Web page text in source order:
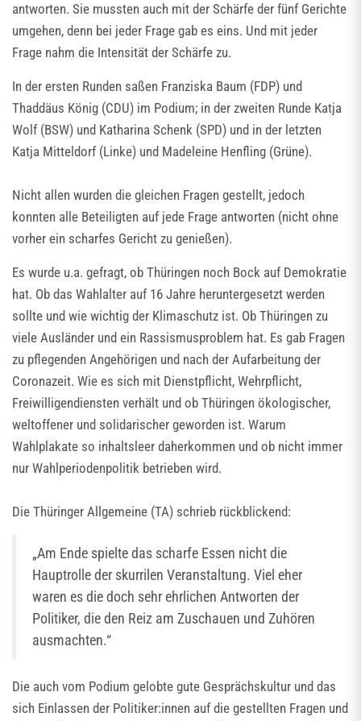
antworten. Sie mussten auch mit der Schärfe der fünf Gerichte
umgehen, denn bei jeder Frage gab es eins. Und mit jeder
Frage nahm die Intensität der Schärfe zu.
In der ersten Runden saßen Franziska Baum (FDP) und
Thaddäus König (CDU) im Podium; in der zweiten Runde Katja
Wolf (BSW) und Katharina Schenk (SPD) und in der letzten
Katja Mitteldorf (Linke) und Madeleine Henfling (Grüne).
Nicht allen wurden die gleichen Fragen gestellt, jedoch
konnten alle Beteiligten auf jede Frage antworten (nicht ohne
vorher ein scharfes Gericht zu genießen).
Es wurde u.a. gefragt, ob Thüringen noch Bock auf Demokratie
hat. Ob das Wahlalter auf 16 Jahre heruntergesetzt werden
sollte und wie wichtig der Klimaschutz ist. Ob Thüringen zu
viele Ausländer und ein Rassismusproblem hat. Es gab Fragen
zu pflegenden Angehörigen und nach der Aufarbeitung der
Coronazeit. Wie es sich mit Dienstpflicht, Wehrpflicht,
Freiwilligendiensten verhält und ob Thüringen ökologischer,
weltoffener und solidarischer geworden ist. Warum
Wahlplakate so inhaltsleer daherkommen und ob nicht immer
nur Wahlperiodenpolitik betrieben wird.
Die Thüringer Allgemeine (TA) schrieb rückblickend:
„Am Ende spielte das scharfe Essen nicht die
Hauptrolle der skurrilen Veranstaltung. Viel eher
waren es die doch sehr ehrlichen Antworten der
Politiker, die den Reiz am Zuschauen und Zuhören
ausmachten.“
Die auch vom Podium gelobte gute Gesprächskultur und das
sich Einlassen der Politiker:innen auf die gestellten Fragen und